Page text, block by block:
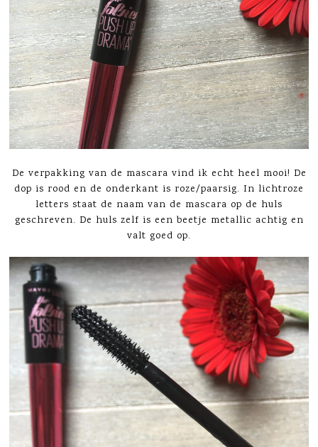
De verpakking van de mascara vind ik echt heel mooi! De
dop is rood en de onderkant is roze/paarsig. In lichtroze
letters staat de naam van de mascara op de huls
geschreven. De huls zelf is een beetje metallic achtig en
valt goed op.